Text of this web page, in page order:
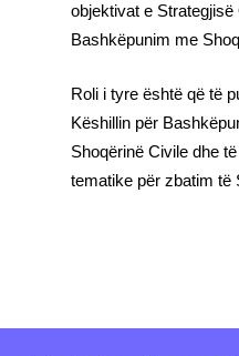
objektivat e
Bashkëpunim me
Roli i tyre është që të
Këshillin për
Shoqërinë Civile dhe
tematike për zbatim të